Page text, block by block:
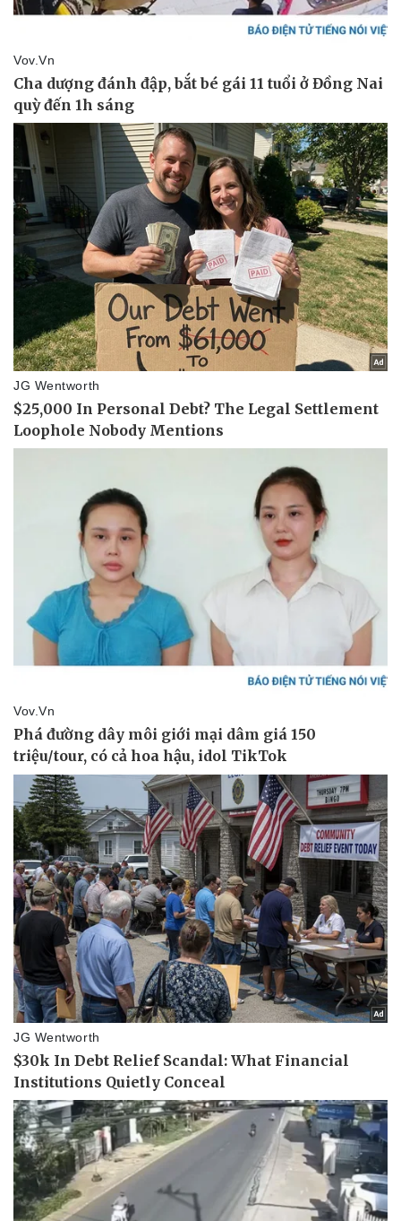
Dinh dưỡng - món ngon
Sản phụ khoa
Nhi khoa
Nam khoa
Làm đẹp - giảm cân
Phòng mạch online
Đời sống
Tình yêu - Gia đình